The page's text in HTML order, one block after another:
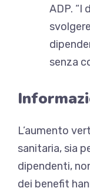
ADP. “I
senza
L’aumento
sanitaria, sia
dipendenti,
dei benefit